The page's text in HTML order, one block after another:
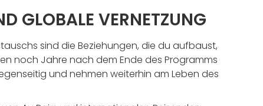
GLOBALE VERNETZUNG
sind die Beziehungen, die du aufbaust,
noch Jahre nach dem Ende des Programms
und nehmen weiterhin am Leben des